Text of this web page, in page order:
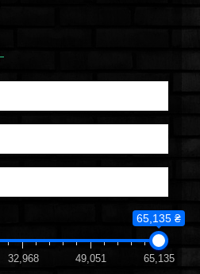
65,135 ₴
32,968 49,051 65,135